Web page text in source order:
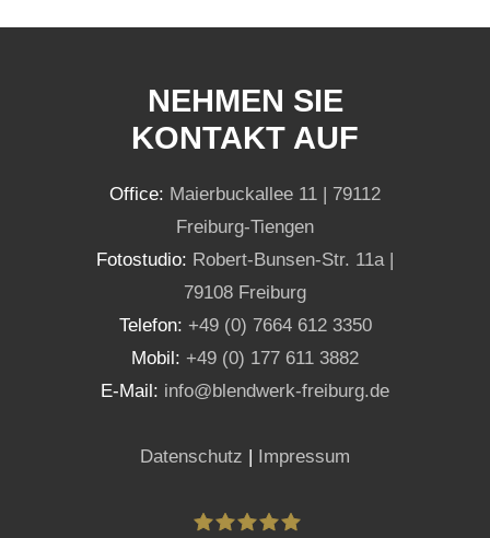
NEHMEN SIE
KONTAKT AUF
Office: Maierbuckallee 11 | 79112
Freiburg-Tiengen
Fotostudio: Robert-Bunsen-Str. 11a |
79108 Freiburg
Telefon: +49 (0) 7664 612 3350
Mobil: +49 (0) 177 611 3882
E-Mail: info@blendwerk-freiburg.de
Datenschutz | Impressum